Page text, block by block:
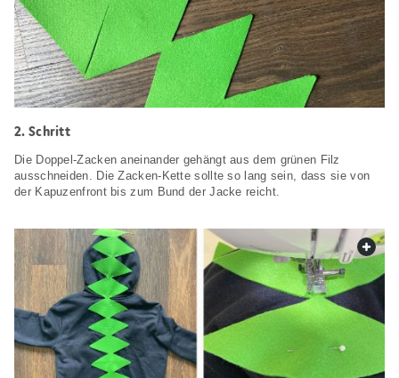
2. Schritt
Die Doppel-Zacken aneinander gehängt aus dem grünen Filz
ausschneiden. Die Zacken-Kette sollte so lang sein, dass sie von
der Kapuzenfront bis zum Bund der Jacke reicht.